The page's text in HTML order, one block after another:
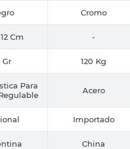
Cromo
Cm -
Gr 120 Kg
Para
Acero
Importado
China